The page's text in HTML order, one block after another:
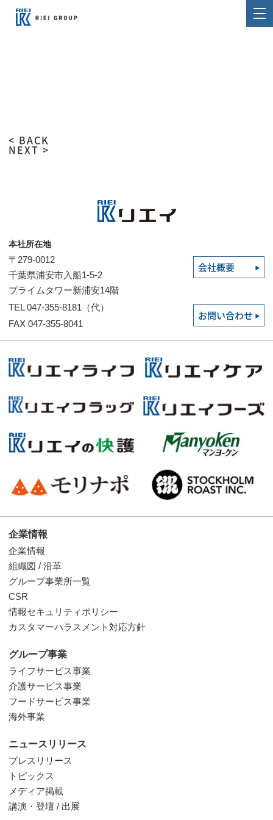
< BACK
NEXT >
本社所在地
〒279-0012
千葉県浦安市入船1-5-2
プライムタワー新浦安14階
会社概要
TEL 047-355-8181（代）
FAX 047-355-8041
お問い合わせ
企業情報
企業情報
組織図 / 沿革
グループ事業所一覧
CSR
情報セキュリティポリシー
カスタマーハラスメント対応方針
グループ事業
ライフサービス事業
介護サービス事業
フードサービス事業
海外事業
ニュースリリース
プレスリリース
トピックス
メディア掲載
講演・登壇 / 出展